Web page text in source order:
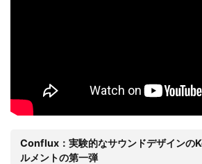
Conflux：実験的なサウンドデザインの
ルメントの第一弾